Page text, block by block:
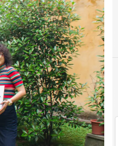
Economia circolare